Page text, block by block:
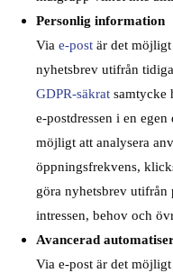
Personlig information
Via e-post är det
nyhetsbrev utifrån
GDPR-säkrat samtycke
e-postdressen i en
möjligt att analysera
öppningsfrekvens,
göra nyhetsbrev utifrån
intressen, behov och
Avancerad
Via e-post är det